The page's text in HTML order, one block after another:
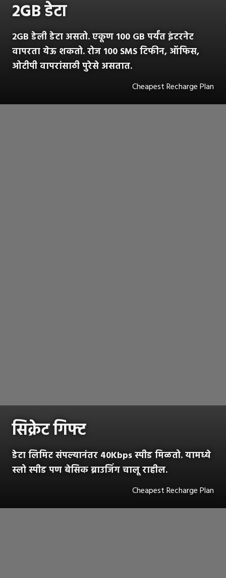
2GB डेटा
2GB डेली डेटा असतो. एकूण 100 GB पर्यंत इंटरनेट
वापरता येऊ शकतो. रोज 100 SMS टिफीन, ऑफिस,
ओटीपी वापरांसाठी पुरेसे असतात.
Cheapest Recharge Plan
सिक्रेट गिफ्ट
डेटा लिमिट संपल्यानंतर 40Kbps स्पीड मिळतो. यामध्ये
स्लो स्पीड पण बेसिक ब्राउजिंग चालू राहील.
Cheapest Recharge Plan